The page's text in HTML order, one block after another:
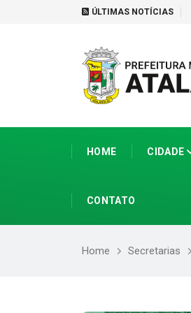
ÚLTIMAS NOTÍCIAS
de 1º de setembro
HOME CIDADE
CONTATO
Home Secretarias